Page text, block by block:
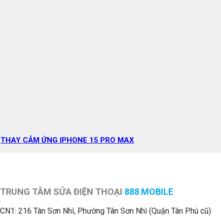
THAY CẢM ỨNG IPHONE 15 PRO MAX
TRUNG TÂM SỬA ĐIỆN THOẠI 888 MOBILE
CN1: 216 Tân Sơn Nhì, Phường Tân Sơn Nhì (Quận Tân Phú cũ)